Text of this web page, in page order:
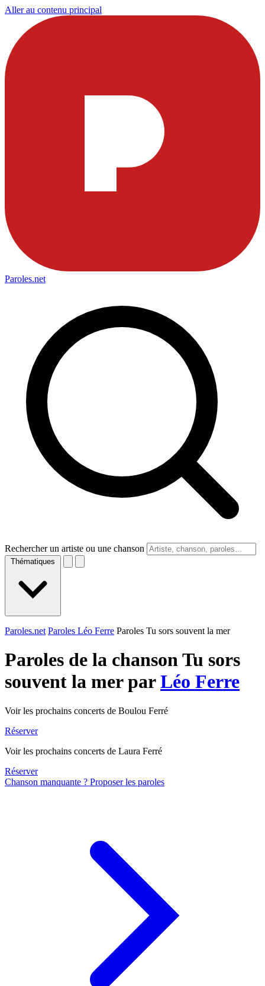
Aller au contenu principal
Paroles.net
Rechercher un artiste ou une chanson
Thématiques
Paroles.net Paroles Léo Ferre Paroles Tu sors souvent la mer
Paroles de la chanson Tu sors
souvent la mer parLéo Ferre
Voir les prochains concerts de Boulou Ferré
Réserver
Voir les prochains concerts de Laura Ferré
Réserver
Chanson manquante ? Proposer les paroles